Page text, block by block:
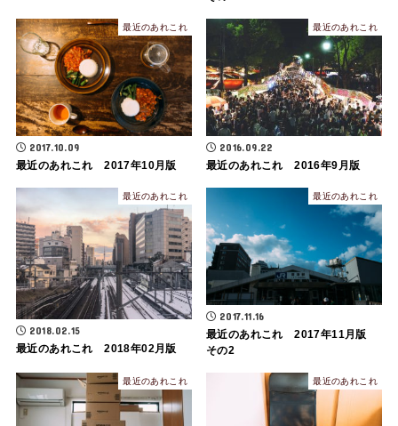
最近のあれこれ
2017.10.09
最近のあれこれ 2017年10月版
最近のあれこれ
2016.09.22
最近のあれこれ 2016年9月版
最近のあれこれ
2018.02.15
最近のあれこれ 2018年02月版
最近のあれこれ
2017.11.16
最近のあれこれ 2017年11月版
その2
最近のあれこれ 最近のあれこれ